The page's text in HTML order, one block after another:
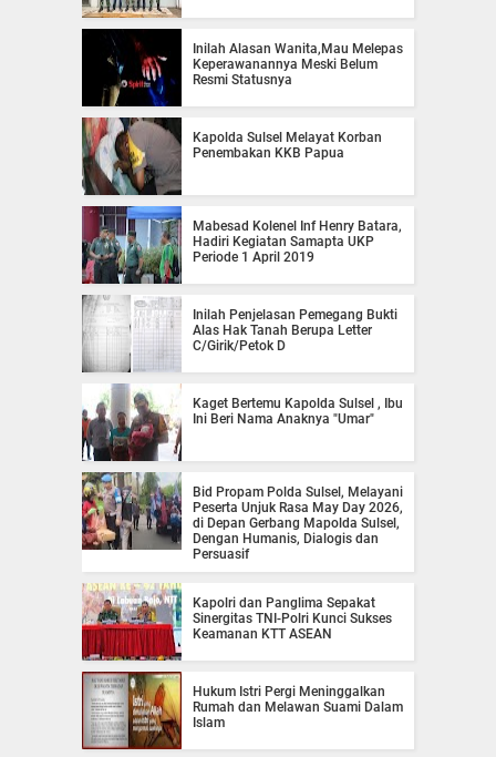
Inilah Alasan Wanita,Mau Melepas
Keperawanannya Meski Belum
Resmi Statusnya
Kapolda Sulsel Melayat Korban
Penembakan KKB Papua
Mabesad Kolenel Inf Henry Batara,
Hadiri Kegiatan Samapta UKP
Periode 1 April 2019
Inilah Penjelasan Pemegang Bukti
Alas Hak Tanah Berupa Letter
C/Girik/Petok D
Kaget Bertemu Kapolda Sulsel , Ibu
Ini Beri Nama Anaknya "Umar"
Bid Propam Polda Sulsel, Melayani
Peserta Unjuk Rasa May Day 2026,
di Depan Gerbang Mapolda Sulsel,
Dengan Humanis, Dialogis dan
Persuasif
Kapolri dan Panglima Sepakat
Sinergitas TNI-Polri Kunci Sukses
Keamanan KTT ASEAN
Hukum Istri Pergi Meninggalkan
Rumah dan Melawan Suami Dalam
Islam